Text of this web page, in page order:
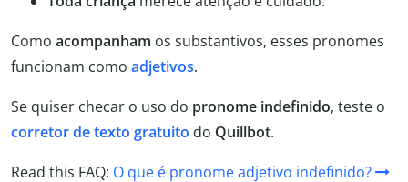
Como acompanham os substantivos, esses pronomes
funcionam como adjetivos.
Se quiser checar o uso do pronome indefinido, teste o
corretor de texto gratuito do Quillbot.
Read this FAQ: O que é pronome adjetivo indefinido?